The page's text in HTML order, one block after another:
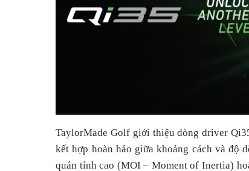
TaylorMade Golf giới thiệu dòng driver
kết hợp hoàn hảo giữa khoảng cách và độ
quán tính cao (MOI – Moment of Inertia)